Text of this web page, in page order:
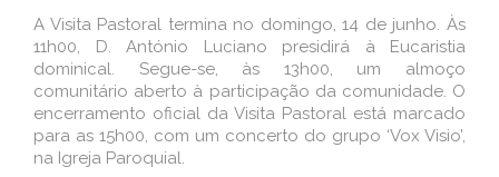
A Visita Pastoral termina no domingo, 14 de junho. Às
11h00, D. António Luciano presidirá à Eucaristia
dominical. Segue-se, às 13h00, um almoço
comunitário aberto à participação da comunidade. O
encerramento oficial da Visita Pastoral está marcado
para as 15h00, com um concerto do grupo ‘Vox Visio’,
na Igreja Paroquial.